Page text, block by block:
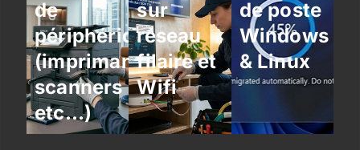
de
périphériques
(imprimantes,
scanners
etc…)
sur
réseau
filaire et
Wifi
de poste
Windows
& Linux